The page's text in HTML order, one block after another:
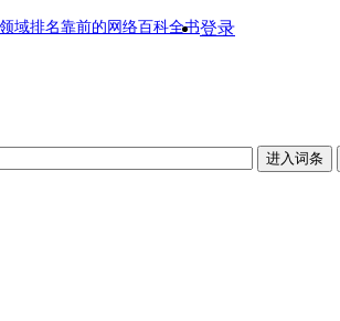
域排名靠前的网络百科全书登录